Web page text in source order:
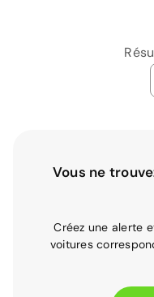
Vous ne
Créez une alerte
voitures